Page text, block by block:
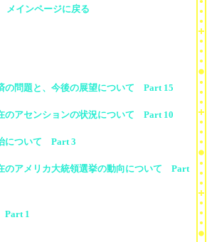
メインページに戻る
の問題と、今後の展望について Part 15
のアセンションの状況について Part 10
について Part 3
のアメリカ大統領選挙の動向について Part
Part 1